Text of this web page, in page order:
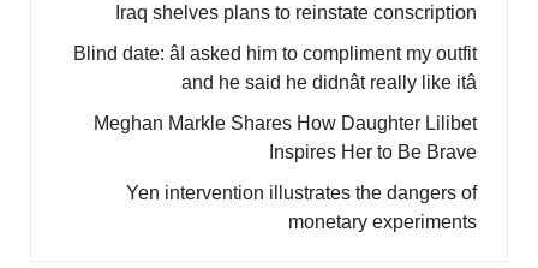
Iraq shelves plans to reinstate conscription
Blind date: âI asked him to compliment my outfit
and he said he didnât really like itâ
Meghan Markle Shares How Daughter Lilibet
Inspires Her to Be Brave
Yen intervention illustrates the dangers of
monetary experiments